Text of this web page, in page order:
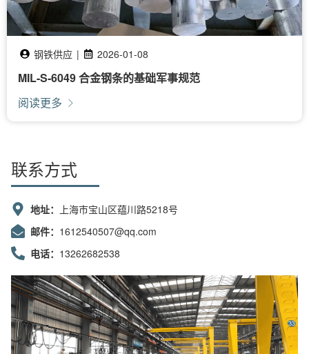
钢铁供应 | 2026-01-08
MIL-S-6049 合金钢条的基础军事规范
阅读更多
联系方式
地址：
上海市宝山区蕴川路5218号
邮件： 1612540507@qq.com
电话： 13262682538